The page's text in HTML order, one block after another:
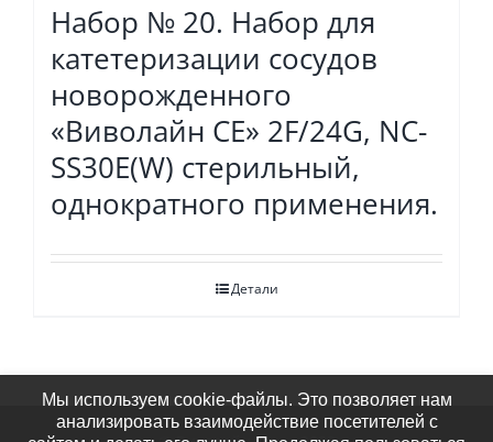
Набор № 20. Набор для
катетеризации сосудов
новорожденного
«Виволайн СЕ» 2F/24G, NC-
SS30E(W) стерильный,
однократного применения.
Детали
Мы используем cookie-файлы. Это позволяет нам
анализировать взаимодействие посетителей с